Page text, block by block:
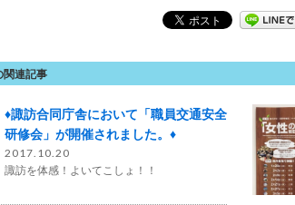
関連記事
♦諏訪合同庁舎において「職員交通安全
研修会」が開催されました。♦
2017.10.20
諏訪を体感！よいてこしょ！！